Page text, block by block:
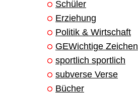
Schüler
Erziehung
Politik & Wirtschaft
GEWichtige Zeichen
sportlich sportlich
subverse Verse
Bücher